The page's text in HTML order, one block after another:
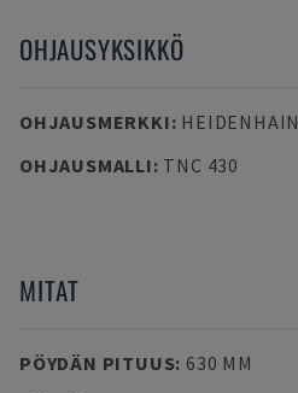
OHJAUSYKSIKKÖ
OHJAUSMERKKI: HEIDENHAIN
OHJAUSMALLI: TNC 430
MITAT
PÖYDÄN PITUUS: 630 MM